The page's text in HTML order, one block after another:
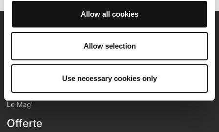
Allow all cookies
Allow selection
Use necessary cookies only
Lavora con noi
Contatti
Le Mag'
Offerte